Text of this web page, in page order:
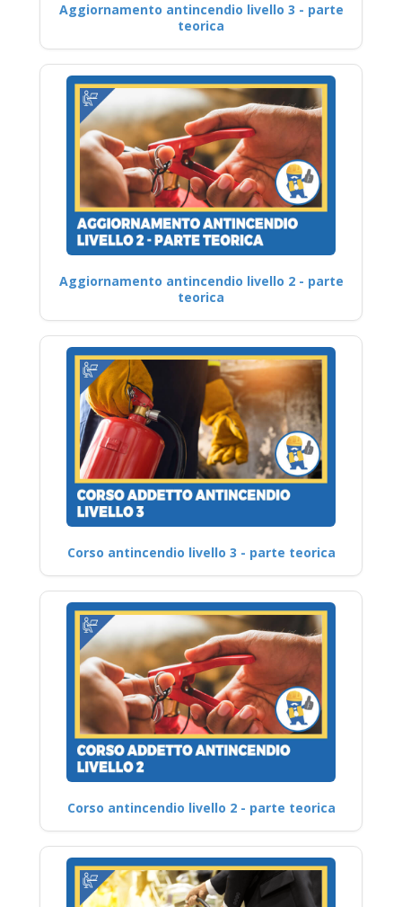
Aggiornamento antincendio livello 3 - parte
teorica
Aggiornamento antincendio livello 2 - parte
teorica
Corso antincendio livello 3 - parte teorica
Corso antincendio livello 2 - parte teorica